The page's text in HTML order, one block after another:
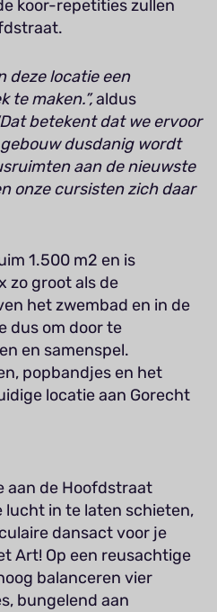
koor-repetities zullen
deze locatie een
te maken.”,aldus
betekent dat we ervoor
dusdanig wordt
aan de nieuwste
onze cursisten zich daar
1.500 m2 en is
zo groot als de
het zwembad en in de
dus om door te
en samenspel.
popbandjes en het
locatie aan Gorecht
aan de Hoofdstraat
in te laten schieten,
dansact voor je
Art! Op een reusachtige
balanceren vier
bungelend aan